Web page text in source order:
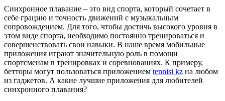
Синхронное плавание – это вид спорта, который сочетает в
себе грацию и точность движений с музыкальным
сопровождением. Для того, чтобы достичь высокого уровня в
этом виде спорта, необходимо постоянно тренироваться и
совершенствовать свои навыки. В наше время мобильные
приложения играют значительную роль в помощи
спортсменам в тренировках и соревнованиях. К примеру,
бетторы могут пользоваться приложением tennisi kz на любом
из гаджетов. А какие лучшие приложения для любителей
синхронного плавания?